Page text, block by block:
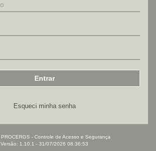
Esqueci minha senha
PROCERGS - Controle de Acesso e Segurança
Versão: 1.10.1 - 31/07/2026 08:36:53